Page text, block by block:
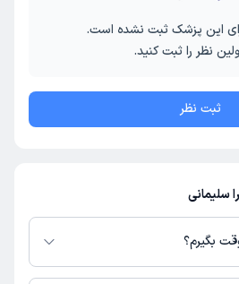
این پزشک ثبت نشده است.
نظر را ثبت کنید.
ثبت نظر
سلیمانی
بگیرم؟
پروفایل فعال و نوبت‌دهی باز در پلتفرم دکترتو